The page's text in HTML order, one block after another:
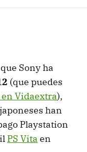
Sony ha
(que puedes
Vidaextra),
han
Playstation
PS Vita en